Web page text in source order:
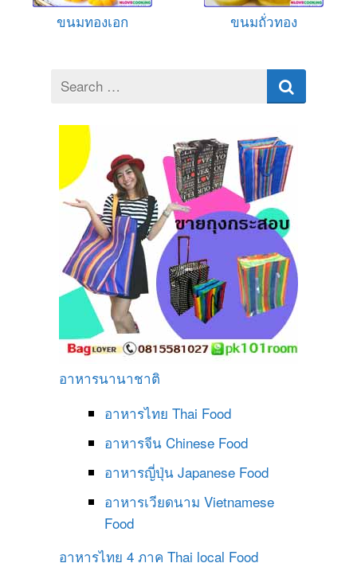
ขนมทองเอก ขนมถั่วทอง
Search
for
อาหารนานาชาติ
อาหารไทย Thai Food
อาหารจีน Chinese Food
อาหารญี่ปุ่น Japanese Food
อาหารเวียดนาม Vietnamese
Food
อาหารไทย 4 ภาค Thai local Food